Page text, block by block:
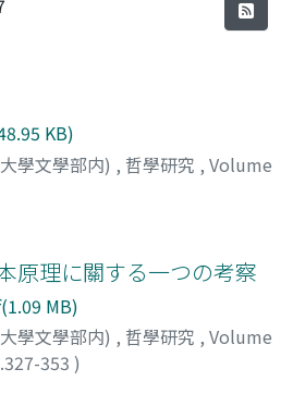
KB)
學文學部内) , 哲學研究 , Volume
原理に關する一つの考察
MB)
學文學部内) , 哲學研究 , Volume
353 )